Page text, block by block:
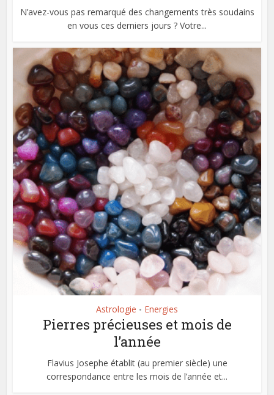
N’avez-vous pas remarqué des changements très soudains
en vous ces derniers jours ? Votre...
Astrologie • Energies
Pierres précieuses et mois de
l’année
Flavius Josephe établit (au premier siècle) une
correspondance entre les mois de l’année et...